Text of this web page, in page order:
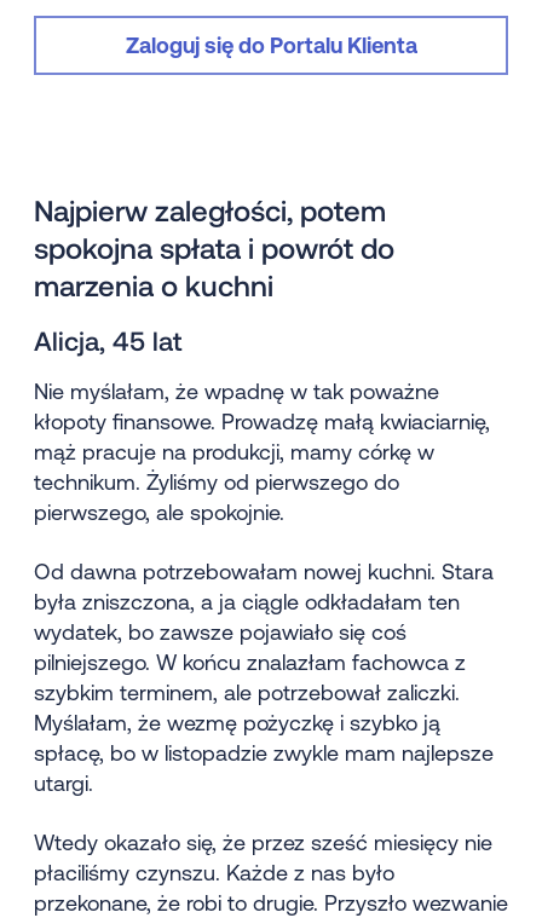
Zaloguj się do Portalu Klienta
Najpierw zaległości, potem
spokojna spłata i powrót do
marzenia o kuchni
Alicja, 45 lat
Nie myślałam, że wpadnę w tak poważne
kłopoty finansowe. Prowadzę małą kwiaciarnię,
mąż pracuje na produkcji, mamy córkę w
technikum. Żyliśmy od pierwszego do
pierwszego, ale spokojnie.
Od dawna potrzebowałam nowej kuchni. Stara
była zniszczona, a ja ciągle odkładałam ten
wydatek, bo zawsze pojawiało się coś
pilniejszego. W końcu znalazłam fachowca z
szybkim terminem, ale potrzebował zaliczki.
Myślałam, że wezmę pożyczkę i szybko ją
spłacę, bo w listopadzie zwykle mam najlepsze
utargi.
Wtedy okazało się, że przez sześć miesięcy nie
płaciliśmy czynszu. Każde z nas było
przekonane, że robi to drugie. Przyszło wezwanie